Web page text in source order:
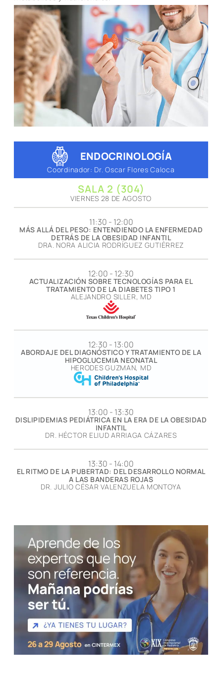
ENDOCRINOLOGÍA
Coordinador: Dr. Oscar Flores Caloca
SALA 2 (304)
VIERNES 28 DE AGOSTO
11:30 - 12:00
MÁS ALLÁ DEL PESO: ENTENDIENDO LA ENFERMEDAD
DETRÁS DE LA OBESIDAD INFANTIL
DRA. NORA ALICIA RODRÍGUEZ GUTIÉRREZ
12:00 - 12:30
ACTUALIZACIÓN SOBRE TECNOLOGÍAS PARA EL
TRATAMIENTO DE LA DIABETES TIPO 1
ALEJANDRO SILLER, MD
12:30 - 13:00
ABORDAJE DEL DIAGNÓSTICO Y TRATAMIENTO DE LA
HIPOGLUCEMIA NEONATAL
HERODES GUZMAN, MD
13:00 - 13:30
DISLIPIDEMIAS PEDIÁTRICA EN LA ERA DE LA OBESIDAD
INFANTIL
DR. HÉCTOR ELIUD ARRIAGA CÁZARES
13:30 - 14:00
EL RITMO DE LA PUBERTAD: DEL DESARROLLO NORMAL
A LAS BANDERAS ROJAS
DR. JULIO CÉSAR VALENZUELA MONTOYA